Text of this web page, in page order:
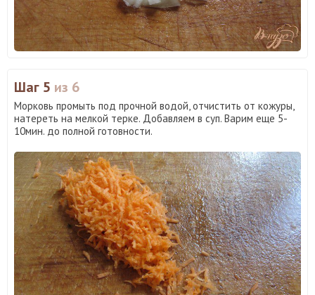
Шаг 5 из 6
Морковь промыть под прочной водой, отчистить от кожуры,
натереть на мелкой терке. Добавляем в суп. Варим еще 5-
10мин. до полной готовности.